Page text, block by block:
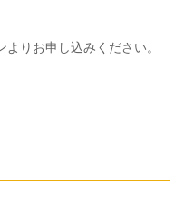
りお申し込みください。